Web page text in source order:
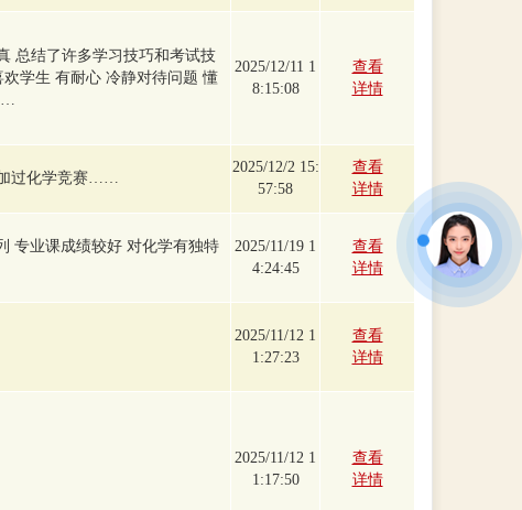
总结了许多学习技巧和考试技
学生 有耐心 冷静对待问题 懂
2025/12/11 1
8:15:08
查看
详情
过化学竞赛……
2025/12/2 15:
57:58
查看
详情
专业课成绩较好 对化学有独特
2025/11/19 1
4:24:45
查看
详情
2025/11/12 1
1:27:23
查看
详情
2025/11/12 1
1:17:50
查看
详情